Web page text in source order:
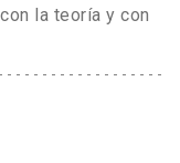
la teoría y con